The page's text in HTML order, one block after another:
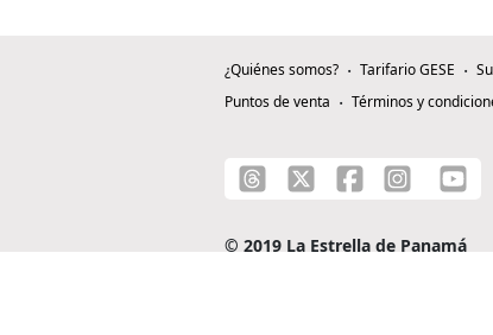
¿Quiénes somos? Tarifario GESE
Puntos de venta
Términos y
© 2019 La Estrella de Panamá